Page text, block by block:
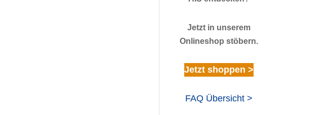
Jetzt in unserem
Onlineshop stöbern.
Jetzt shoppen >
FAQ Übersicht >